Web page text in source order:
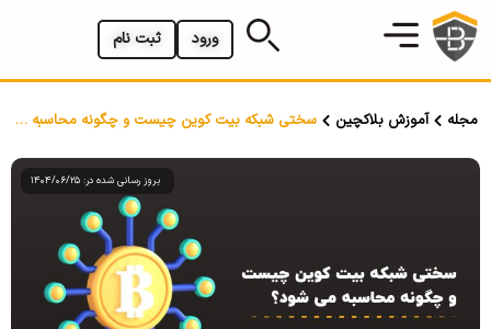
ثبت نام ورود
مجله آموزش بلاکچین سختی شبکه بیت کوین چیست و چگونه محاسبه می شود؟
بروز رسانی شده در: 1404/06/25